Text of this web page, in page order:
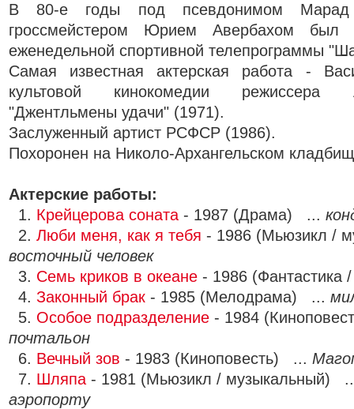
В 80-е годы под псевдонимом
гроссмейстером Юрием Авербахом был
еженедельной спортивной телепрограммы
Самая известная актерская работа -
культовой кинокомедии режиссера
"Джентльмены удачи" (1971).
Заслуженный артист РСФСР (1986).
Похоронен на Николо-Архангельском
Актерские работы:
1. Крейцерова соната - 1987 (Драма) ...
2. Люби меня, как я тебя - 1986 (Мьюзикл /
восточный человек
3. Семь криков в океане - 1986
4. Законный брак - 1985 (Мелодрама) ...
5. Особое подразделение - 1984
почтальон
6. Вечный зов - 1983 (Киноповесть) ...
7. Шляпа - 1981 (Мьюзикл / музыкальный)
аэропорту